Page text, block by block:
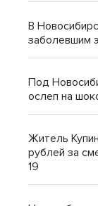
В
заболевшим
Под
ослеп на
Житель
рублей за
19